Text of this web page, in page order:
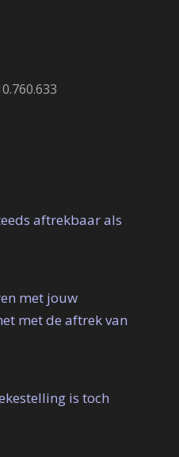
aftrekbaar als
met jouw
met de aftrek van
is toch